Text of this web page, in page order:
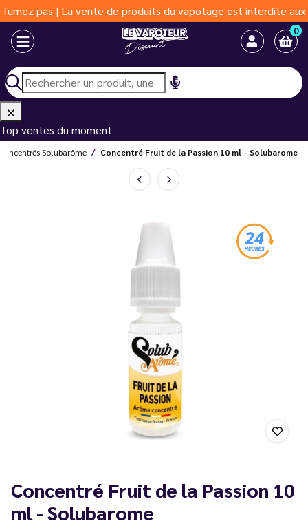
| La vente de produits du vapotage est interdite aux
0
Top ventes du moment
Concentrés Solubarôme Concentré Fruit de la Passion 10 ml - Solubarome
Concentré Fruit de la Passion 10
ml - Solubarome